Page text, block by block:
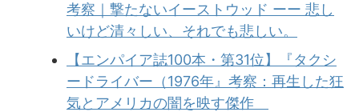
考察｜撃たないイーストウッド ーー 悲し
いけど清々しい、それでも悲しい。
【エンパイア誌100本・第31位】『タクシ
ードライバー（1976年』考察：再生した狂
気とアメリカの闇を映す傑作